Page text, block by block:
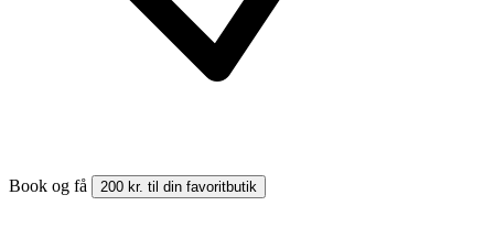
Book og få 200 kr. til din favoritbutik